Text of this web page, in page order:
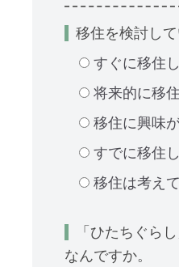
移住を検討して
すぐに移住
将来的に移
移住に興味
すでに移住
移住は考え
「ひたちぐら
なんですか。